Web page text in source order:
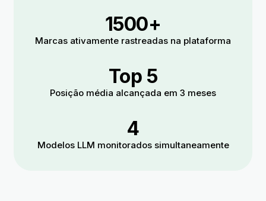
1500+
Marcas ativamente rastreadas na plataforma
Top 5
Posição média alcançada em 3 meses
4
Modelos LLM monitorados simultaneamente